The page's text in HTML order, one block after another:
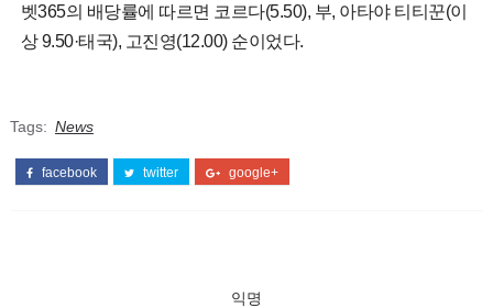
벳365의 배당률에 따르면 코르다(5.50), 부, 아타야 티티꾼(이
상 9.50·태국), 고진영(12.00) 순이었다.
Tags: News
facebook twitter google+
익명